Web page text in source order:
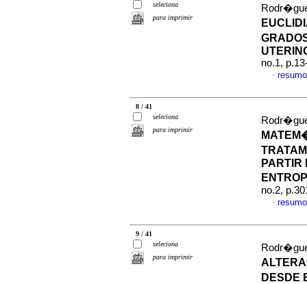
seleciona
para imprimir
no.1,
·
8 / 41
seleciona
para imprimir
PARTIR
no.2,
·
9 / 41
seleciona
para imprimir
DESDE